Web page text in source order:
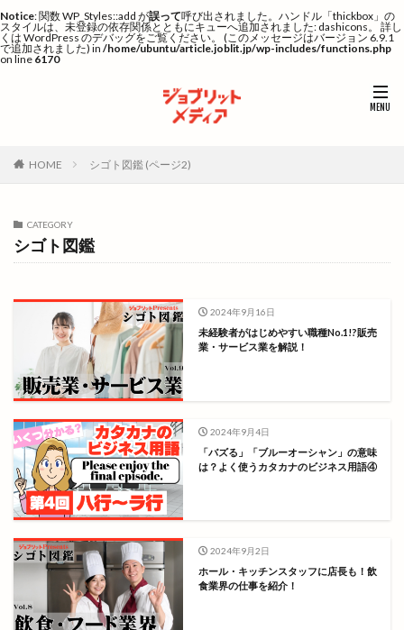
Notice: 関数 WP_Styles::add が誤って呼び出されました。ハンドル「thickbox」の
スタイルは、未登録の依存関係とともにキューへ追加されました: dashicons。 詳し
くは WordPress のデバッグをご覧ください。 (このメッセージはバージョン 6.9.1
で追加されました) in /home/ubuntu/article.joblit.jp/wp-includes/functions.php
on line 6170
HOME シゴト図鑑 (ページ2)
CATEGORY
シゴト図鑑
2024年9月16日
未経験者がはじめやすい職種No.1!?販売
業・サービス業を解説！
2024年9月4日
「バズる」「ブルーオーシャン」の意味
は？よく使うカタカナのビジネス用語④
2024年9月2日
ホール・キッチンスタッフに店長も！飲
食業界の仕事を紹介！